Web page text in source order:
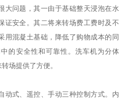
大问题，其一由于基础整天浸泡在水
证安全。其二将来转场费工费时及不
用混凝土基础，降低了购物成本的同
的安全性和可靠性。洗车机为分体
场提供了方便。
动式、遥控、手动三种控制方式。内